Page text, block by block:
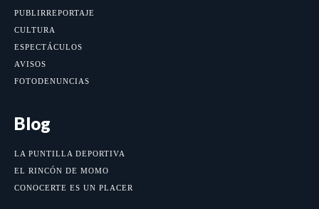
PUBLIRREPORTAJE
CULTURA
ESPECTÁCULOS
AVISOS
FOTODENUNCIAS
Blog
LA PUNTILLA DEPORTIVA
EL RINCÓN DE MOMO
CONOCERTE ES UN PLACER